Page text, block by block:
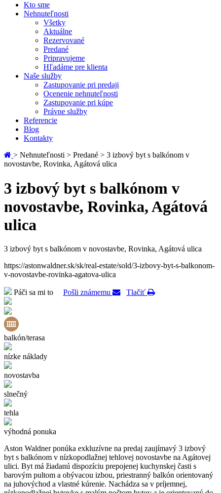
Kto sme
Nehnuteľnosti
Všetky
Aktuálne
Rezervované
Predané
Pripravujeme
Hľadáme pre klienta
Naše služby
Zastupovanie pri predaji
Ocenenie nehnuteľnosti
Zastupovanie pri kúpe
Právne služby
Referencie
Blog
Kontakty
> Nehnuteľnosti > Predané > 3 izbový byt s balkónom v
novostavbe, Rovinka, Agátová ulica
3 izbový byt s balkónom v
novostavbe, Rovinka, Agátová
ulica
3 izbový byt s balkónom v novostavbe, Rovinka, Agátová ulica
https://astonwaldner.sk/sk/real-estate/sold/3-izbovy-byt-s-balkonom-
v-novostavbe-rovinka-agatova-ulica
Páči sa mi to Pošli známemu Tlačiť
balkón/terasa
nízke náklady
novostavba
slnečný
tehla
výhodná ponuka
Aston Waldner ponúka exkluzívne na predaj zaujímavý 3 izbový
byt s balkónom v nízkopodlažnej tehlovej novostavbe na Agátovej
ulici. Byt má žiadanú dispozíciu prepojenej kuchynskej časti s
barovým pultom a obývacou izbou, priestranný balkón orientovaný
na juhovýchod a vlastné kúrenie. Nachádza sa v príjemnej,